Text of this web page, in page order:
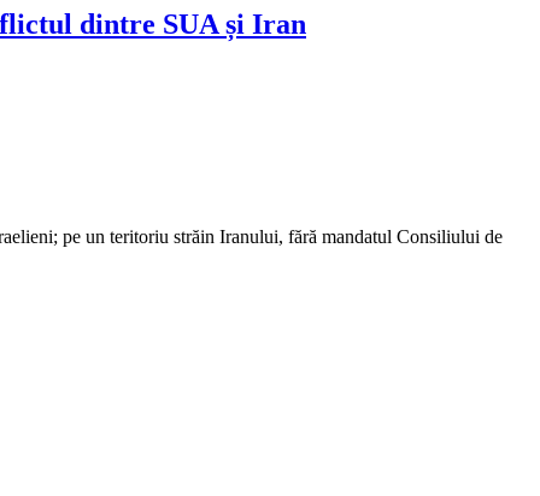
dintre SUA și Iran
pe un teritoriu străin Iranului, fără mandatul Consiliului de